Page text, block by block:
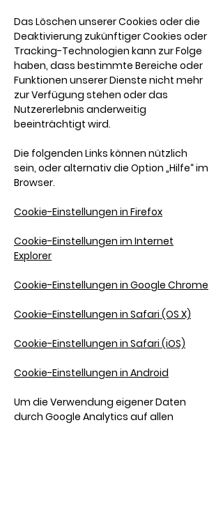
Das Löschen unserer Cookies oder die
Deaktivierung zukünftiger Cookies oder
Tracking-Technologien kann zur Folge
haben, dass bestimmte Bereiche oder
Funktionen unserer Dienste nicht mehr
zur Verfügung stehen oder das
Nutzererlebnis anderweitig
beeinträchtigt wird.
Die folgenden Links können nützlich
sein, oder alternativ die Option „Hilfe“ im
Browser.
Cookie-Einstellungen in Firefox
Cookie-Einstellungen im Internet
Explorer
Cookie-Einstellungen in Google Chrome
Cookie-Einstellungen in Safari (OS X)
Cookie-Einstellungen in Safari (iOS)
Cookie-Einstellungen in Android
Um die Verwendung eigener Daten
durch Google Analytics auf allen